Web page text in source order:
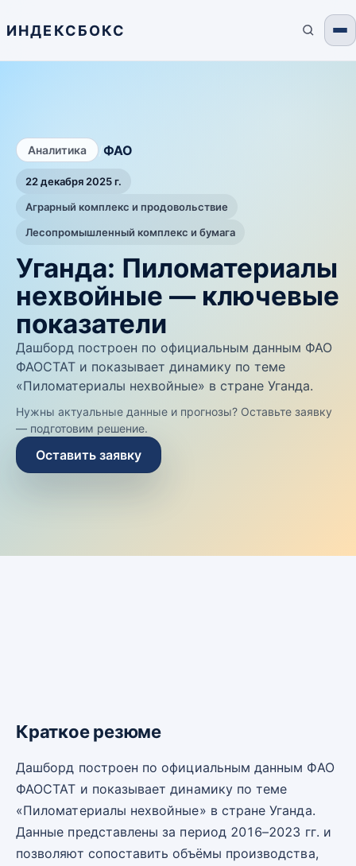
ИНДЕКСБОКС
Аналитика ФАО
22 декабря 2025 г.
Аграрный комплекс и продовольствие
Лесопромышленный комплекс и бумага
Уганда: Пиломатериалы
нехвойные — ключевые
показатели
Дашборд построен по официальным данным ФАО
ФАОСТАТ и показывает динамику по теме
«Пиломатериалы нехвойные» в стране Уганда.
Нужны актуальные данные и прогнозы? Оставьте заявку
— подготовим решение.
Оставить заявку
Краткое резюме
Дашборд построен по официальным данным ФАО
ФАОСТАТ и показывает динамику по теме
«Пиломатериалы нехвойные» в стране Уганда.
Данные представлены за период 2016–2023 гг. и
позволяют сопоставить объёмы производства,